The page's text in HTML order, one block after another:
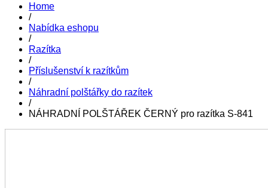
Home
/
Nabídka eshopu
/
Razítka
/
Příslušenství k razítkům
/
Náhradní polštářky do razítek
/
NÁHRADNÍ POLŠTÁŘEK ČERNÝ pro razítka S-841